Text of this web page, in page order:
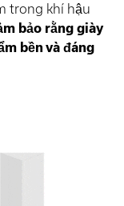
trong khí hậu
bảo rằng giày
bền và đáng